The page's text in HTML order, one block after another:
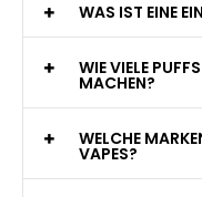
WAS IST EINE
WIE VIELE
MACHEN?
WELCHE
VAPES?